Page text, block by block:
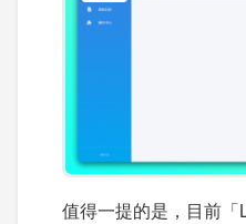
值得一提的是，目前